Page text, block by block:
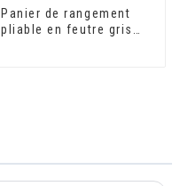
Panier de rangement
pliable en feutre gris